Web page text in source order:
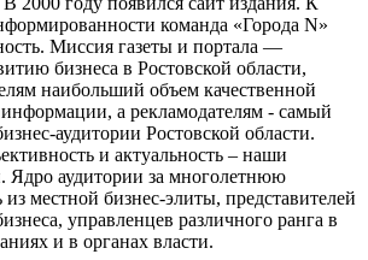
команда «Города N»
Миссия газеты и портала —
бизнеса в Ростовской области,
наибольший объем качественной
а рекламодателям - самый
аудитории Ростовской области.
и актуальность – наши
Ядро аудитории за многолетнюю
местной бизнес-элиты, представителей
управленцев различного ранга в
и в органах власти.